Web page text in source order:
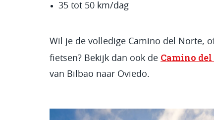
35 tot 50 km/dag
Wil je de volledige Camino del Norte,
fietsen? Bekijk dan ook de Camino del
van Bilbao naar Oviedo.